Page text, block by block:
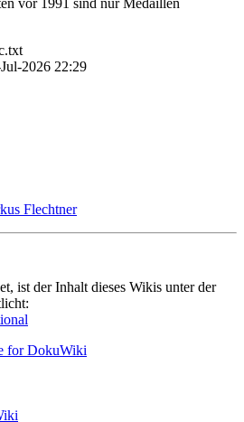
2026 22:29
Flechtner
ist der Inhalt dieses Wikis unter der